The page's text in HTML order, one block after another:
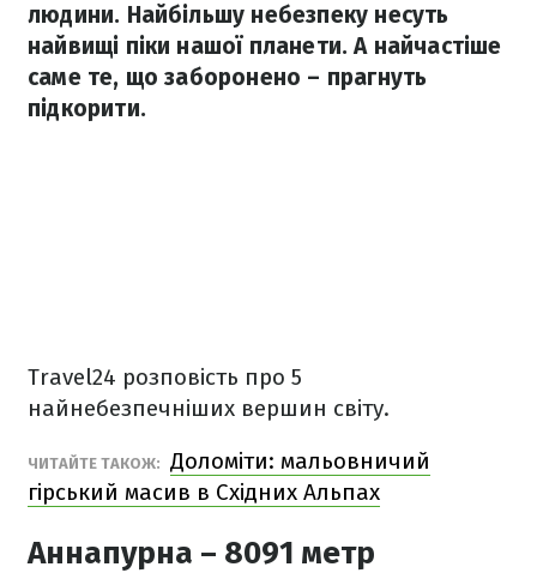
людини. Найбільшу небезпеку несуть
найвищі піки нашої планети. А найчастіше
саме те, що заборонено – прагнуть
підкорити.
Travel24 розповість про 5
найнебезпечніших вершин світу.
ЧИТАЙТЕ ТАКОЖ: Доломіти: мальовничий
гірський масив в Східних Альпах
Аннапурна – 8091 метр